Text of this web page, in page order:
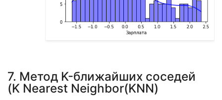
7. Метод K-ближайших соседей
(K Nearest Neighbor(KNN)